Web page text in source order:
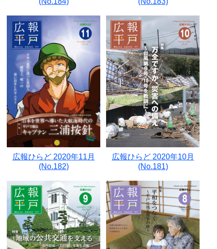
広報ひらど 2020年11月
(No.182)
広報ひらど 2020年10月
(No.181)